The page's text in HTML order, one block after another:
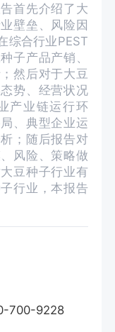
首先介绍了大
壁垒、风险因
综合行业PEST
子产品产销、
然后对于大豆
势、经营状况
产业链运行环
、典型企业运
；随后报告对
风险、策略做
豆种子行业有
行业，本报告
700-9228